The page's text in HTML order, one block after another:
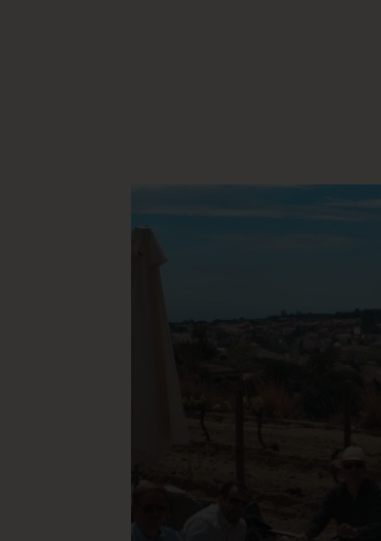
museos, reservas en
restaurantes, tickets